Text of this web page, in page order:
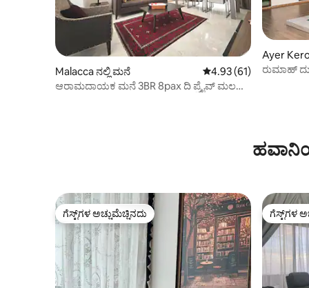
Malacca ನಲ್ಲಿ ಮನೆ 5 ರಲ್ಲಿ 4.93 ಸರಾಸರಿ
4.93 (61)
ಆರಾಮದಾಯಕ ಮನೆ 3BR 8pax ದಿ ಪ್ರೈವ್ ಮಲಕ್ಕಾ
Ayer
ರುಮಾಹ್
ಗೆಸ್ಟ್‌ಗಳ ಅಚ್ಚುಮೆಚ್ಚಿನದು
ಗೆಸ್ಟ್‌ಗಳ ಅಚ್ಚುಮೆಚ್ಚಿನದು ಗೆಸ್ಟ್‌ಗಳ
ಗೆಸ್ಟ್‌ಗಳ